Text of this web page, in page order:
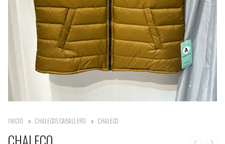
INICIO CHALECOS CABALLERO CHALECO